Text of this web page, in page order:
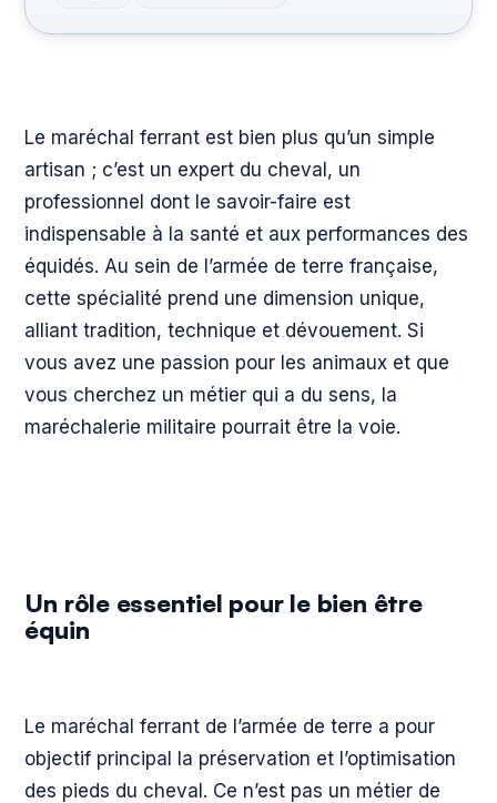
Le maréchal ferrant est bien plus qu’un simple
artisan ; c’est un expert du cheval, un
professionnel dont le savoir-faire est
indispensable à la santé et aux performances des
équidés. Au sein de l’armée de terre française,
cette spécialité prend une dimension unique,
alliant tradition, technique et dévouement. Si
vous avez une passion pour les animaux et que
vous cherchez un métier qui a du sens, la
maréchalerie militaire pourrait être la voie.
Un rôle essentiel pour le bien être
équin
Le maréchal ferrant de l’armée de terre a pour
objectif principal la préservation et l’optimisation
des pieds du cheval. Ce n’est pas un métier de